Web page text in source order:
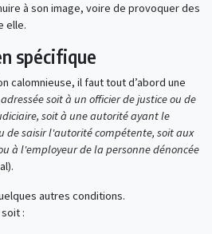
à son image, voire de provoquer des
elle.
spécifique
calomnieuse, il faut tout d’abord une
adressée soit à un officier de justice ou de
soit à une autorité ayant le
de saisir l'autorité compétente, soit aux
à l'employeur de la personne dénoncée
autres conditions.
: